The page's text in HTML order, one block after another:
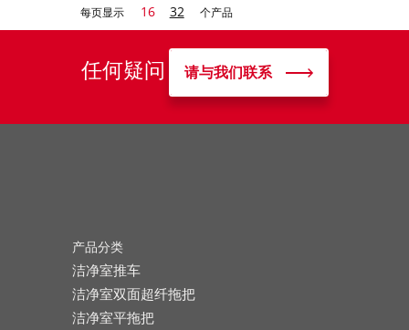
每页显示 16 32 个产品
任何疑问 请与我们联系
产品分类
洁净室推车
洁净室双面超纤拖把
洁净室平拖把